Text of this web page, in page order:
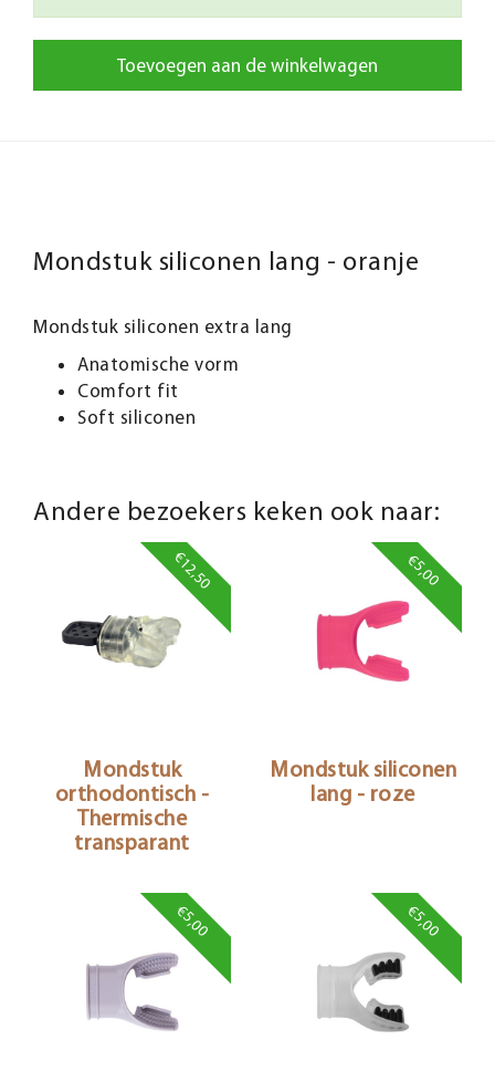
Toevoegen aan de winkelwagen
Mondstuk siliconen lang - oranje
Mondstuk siliconen extra lang
Anatomische vorm
Comfort fit
Soft siliconen
Andere bezoekers keken ook naar:
€12,50
Mondstuk
orthodontisch -
Thermische
transparant
€5,00
Mondstuk siliconen
lang - roze
€5,00 €5,00